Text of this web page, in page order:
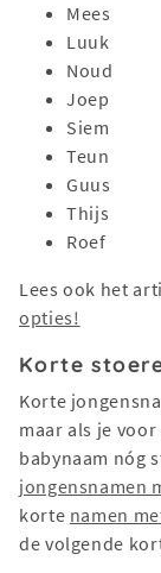
Mees
Luuk
Noud
Joep
Siem
Teun
Guus
Thijs
Roef
Lees ook het
opties!
Korte
Korte
maar als je
babynaam nóg
jongensnamen
korte namen
de volgende